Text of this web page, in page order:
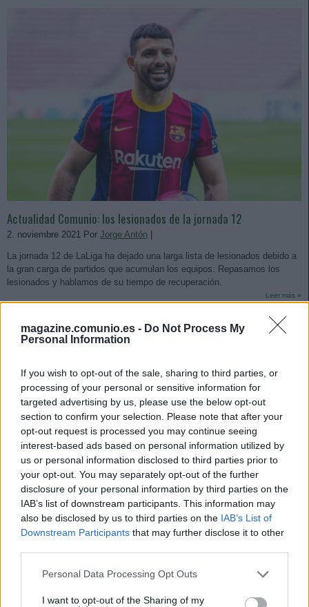
magazine.comunio.es - Do Not Process My
Personal Information
If you wish to opt-out of the sale, sharing to third parties, or
processing of your personal or sensitive information for
targeted advertising by us, please use the below opt-out
section to confirm your selection. Please note that after your
opt-out request is processed you may continue seeing
interest-based ads based on personal information utilized by
us or personal information disclosed to third parties prior to
your opt-out. You may separately opt-out of the further
disclosure of your personal information by third parties on the
IAB’s list of downstream participants. This information may
also be disclosed by us to third parties on the IAB’s List of
Downstream Participants that may further disclose it to other
Please note that this website/app uses one or more Google
not limited to your visit or usage behaviour. You may click to
Personal Data Processing Opt Outs
I want to opt-out of the Sharing of my
Actualidad Comunio: los lesionados de la jornada 12
2. noviembre 2021 Por Jorge Antón |
La jornada 12 de LaLiga ha dejado una larga lista de lesionados debido a
la gran carga de partidos que acumulan los equipos. Repasamos los
lesionados y hablamos de su tiempo de recuperación.
Leer más »
La última hora de la jornada 24
19. febrero 2021 PorJesus Gallo|
Benzema es baja por molestias en un tobillo, mientras que Carrasco se